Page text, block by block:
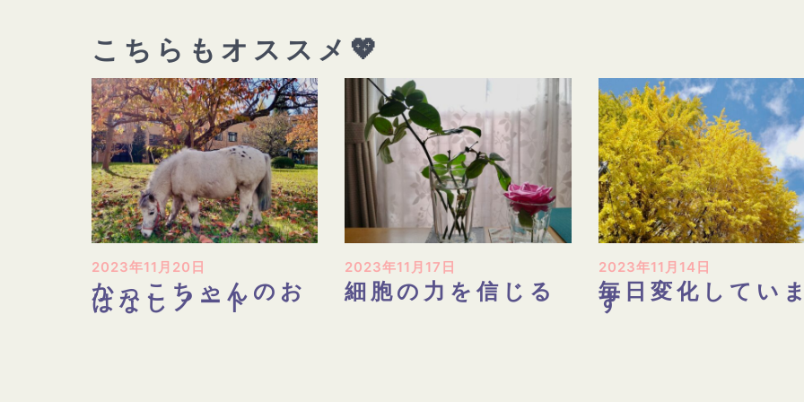
こちらもオススメ💖
2023年11月20日
かっこちゃんのお
はなしノート
2023年11月17日
細胞の力を信じる
2023年11月14日
毎日変化してい
す